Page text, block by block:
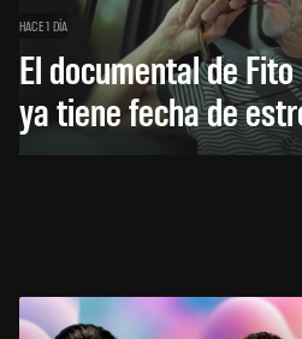
HACE 1 DÍA
El documental de
ya tiene fecha de